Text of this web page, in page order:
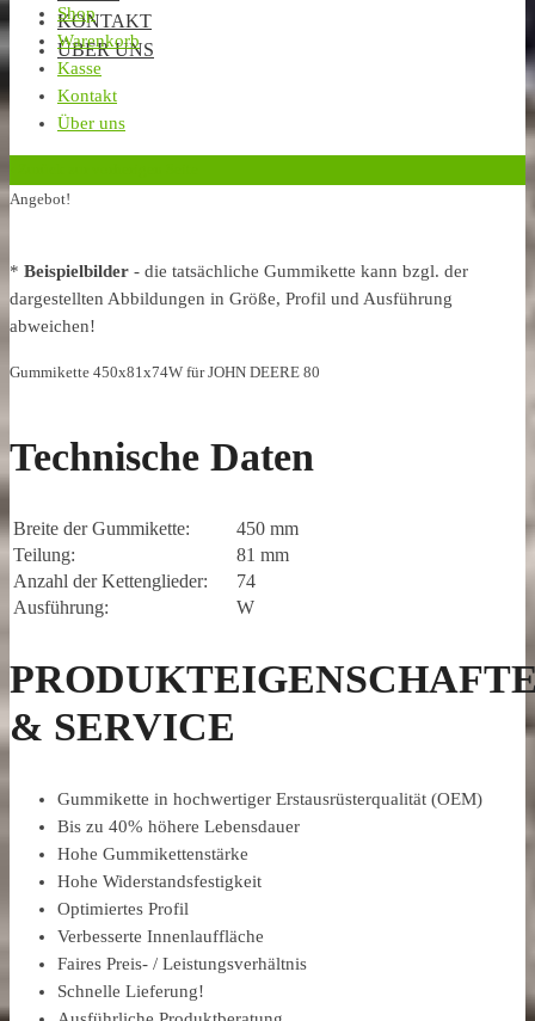
KONTAKT
ÜBER UNS
Shop
Warenkorb
Kasse
Kontakt
Über uns
Angebot!
* Beispielbilder - die tatsächliche Gummikette kann bzgl. der
dargestellten Abbildungen in Größe, Profil und Ausführung
abweichen!
Gummikette 450x81x74W für JOHN DEERE 80
Technische Daten
Breite der Gummikette:
450 mm
Teilung:
81 mm
Anzahl der Kettenglieder:
74
Ausführung:
W
& SERVICE
Gummikette in hochwertiger Erstausrüsterqualität (OEM)
Bis zu 40% höhere Lebensdauer
Hohe Gummikettenstärke
Hohe Widerstandsfestigkeit
Optimiertes Profil
Verbesserte Innenlauffläche
Faires Preis- / Leistungsverhältnis
Schnelle Lieferung!